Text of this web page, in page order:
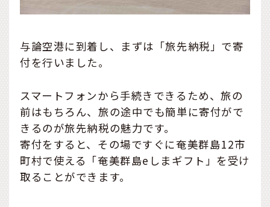
与論空港に到着し、まずは「旅先納税」で寄
付を行いました。
スマートフォンから手続きできるため、旅の
前はもちろん、旅の途中でも簡単に寄付がで
きるのが旅先納税の魅力です。
寄付をすると、その場ですぐに奄美群島12市
町村で使える「奄美群島eしまギフト」を受け
取ることができます。